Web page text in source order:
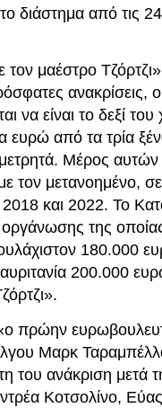
διάστημα από τις
μαέστρο
ανακρίσεις,
να είναι το δεξί
ευρώ από τα τρία
μετρητά. Μέρος
τον μετανοημένο,
και 2022. Το
οργάνωσης της
180.000
200.000
πρώην
Μαρκ
του ανάκριση μετά
Κοτσολίνο,